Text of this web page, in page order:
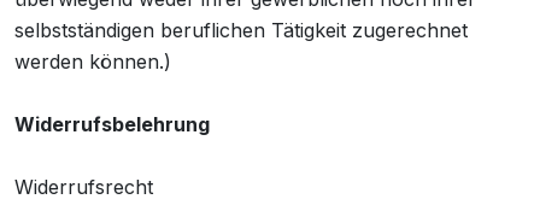
selbstständigen beruflichen Tätigkeit zugerechnet
werden können.)
Widerrufsbelehrung
Widerrufsrecht